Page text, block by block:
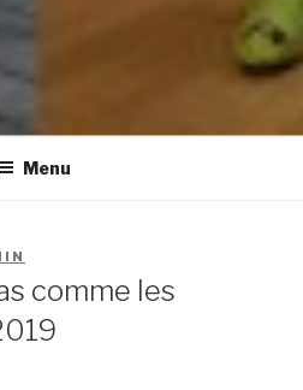
Menu
comme les